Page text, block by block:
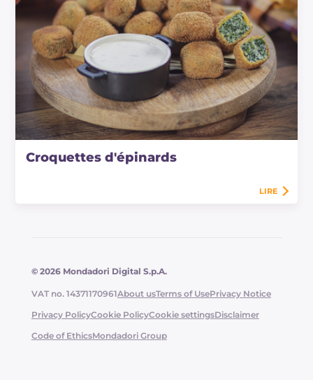
Croquettes d'épinards
LIRE
© 2026 Mondadori Digital S.p.A.
VAT no. 14371170961About usTerms of UsePrivacy Notice
Privacy PolicyCookie PolicyCookie settingsDisclaimer
Code of EthicsMondadori Group